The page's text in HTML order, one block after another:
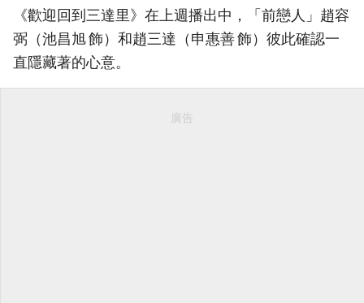
《歡迎回到三達里》在上週播出中，「前戀人」趙容
弼（池昌旭 飾）和趙三達（申惠善 飾）彼此確認一
直隱藏著的心意。
廣告